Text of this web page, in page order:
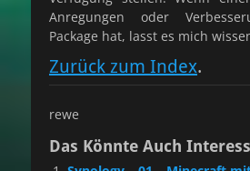
Anregungen oder
Package hat, lasst es mich
Zurück zum Index.
rewe
Das Könnte Auch